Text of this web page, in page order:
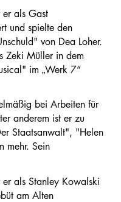
als Gast
und spielte den
von Dea Loher.
Zeki Müller in dem
im „Werk 7“
bei Arbeiten für
anderem ist er zu
Staatsanwalt", "Helen
mehr. Sein
als Stanley Kowalski
am Alten